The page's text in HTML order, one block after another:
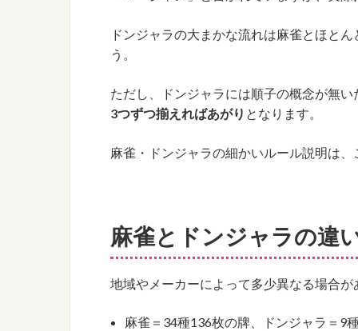
ドンジャラの大まかな流れは麻雀とほと
う。
ただし、ドンジャラには順子の概念が無
3つずつ揃えればあがり となります。
麻雀・ドンジャラの細かいルール説明は
麻雀とドンジャラの違
地域やメーカーによって多少異なる場合が
麻雀＝34種136枚の牌、ドンジャラ＝9